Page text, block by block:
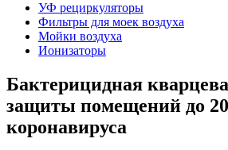
УФ рециркуляторы
Фильтры для моек воздуха
Мойки воздуха
Ионизаторы
Бактерицидная
защиты помещений до
коронавируса